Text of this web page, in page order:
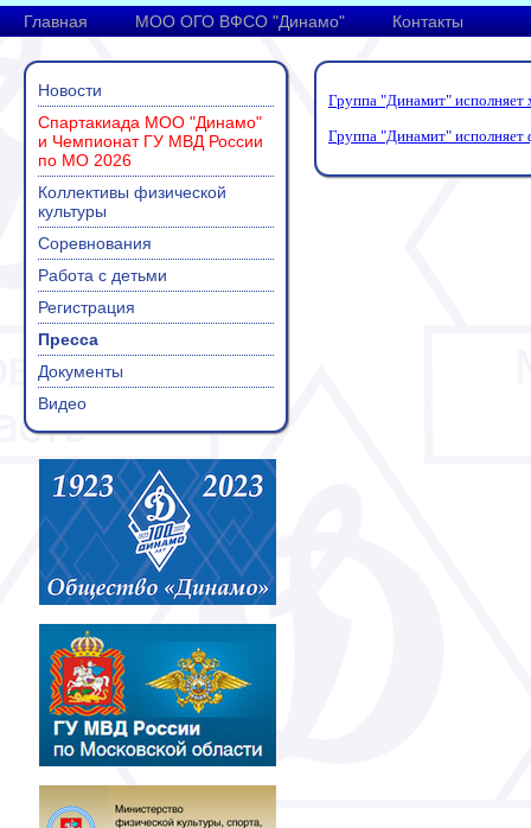
Главная МОО ОГО ВФСО "Динамо" Контакты
Новости
Спартакиада МОО "Динамо"
и Чемпионат ГУ МВД России
по МО 2026
Коллективы физической
культуры
Соревнования
Работа с детьми
Регистрация
Пресса
Документы
Видео
Группа "Динамит"
Группа "Динамит"